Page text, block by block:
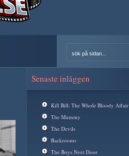
Senaste inläggen
Kill Bill: The Whole Bloody Affair
The Mummy
The Devils
Backrooms
The Boys Next Door